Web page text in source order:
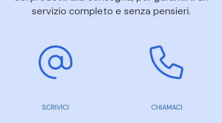
servizio completo e senza pensieri.
SCRIVICI CHIAMACI